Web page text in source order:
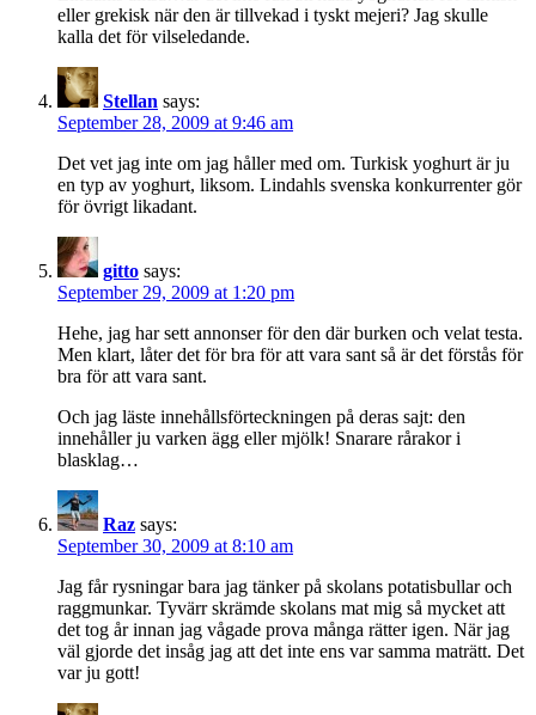
eller grekisk när den är tillvekad i tyskt mejeri? Jag skulle
kalla det för vilseledande.
Stellan says:
September 28, 2009 at 9:46 am
Det vet jag inte om jag håller med om. Turkisk yoghurt är ju
en typ av yoghurt, liksom. Lindahls svenska konkurrenter gör
för övrigt likadant.
gitto says:
September 29, 2009 at 1:20 pm
Hehe, jag har sett annonser för den där burken och velat testa.
Men klart, låter det för bra för att vara sant så är det förstås för
bra för att vara sant.
Och jag läste innehållsförteckningen på deras sajt: den
innehåller ju varken ägg eller mjölk! Snarare rårakor i
blasklag…
Raz says:
September 30, 2009 at 8:10 am
Jag får rysningar bara jag tänker på skolans potatisbullar och
raggmunkar. Tyvärr skrämde skolans mat mig så mycket att
det tog år innan jag vågade prova många rätter igen. När jag
väl gjorde det insåg jag att det inte ens var samma maträtt. Det
var ju gott!